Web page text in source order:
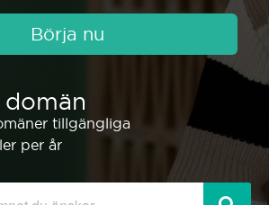
Börja nu
tillgängliga
per år